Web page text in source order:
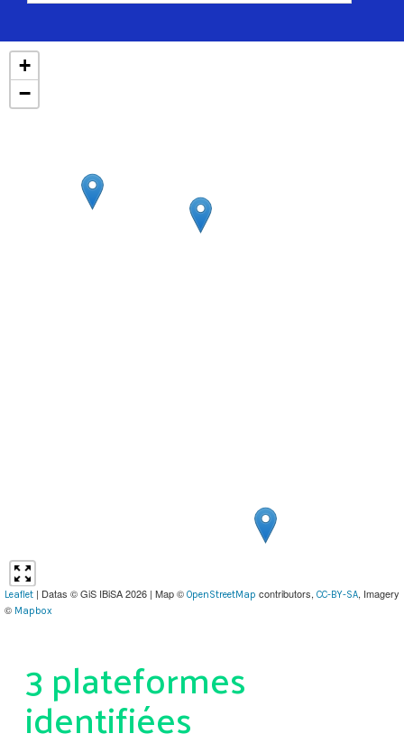
+
−
Leaflet | Datas © GiS IBiSA 2026 | Map © OpenStreetMap contributors, CC-BY-SA, Imagery
© Mapbox
3 plateformes
identifiées